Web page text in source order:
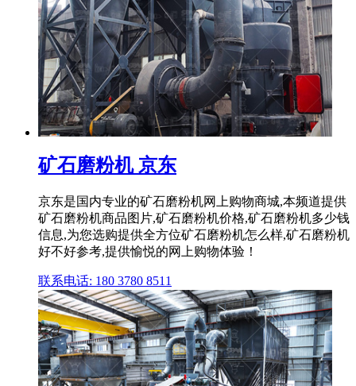
矿石磨粉机 京东
京东是国内专业的矿石磨粉机网上购物商城,本频道提供
矿石磨粉机商品图片,矿石磨粉机价格,矿石磨粉机多少钱
信息,为您选购提供全方位矿石磨粉机怎么样,矿石磨粉机
好不好参考,提供愉悦的网上购物体验！
联系电话: 180 3780 8511